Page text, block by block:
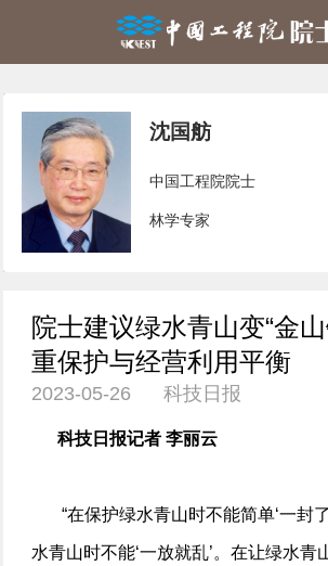
沈国舫
中国工程院院士
林学专家
院士建议绿水青山变“金
重保护与经营利用平衡
2023-05-26 科技日报
科技日报记者 李丽云
“在保护绿水青山时不能简单‘一封
水青山时不能‘一放就乱’。在让绿水青